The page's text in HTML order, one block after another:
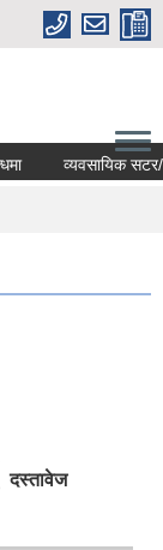
व्यवसायिक सटर/
दस्तावेज